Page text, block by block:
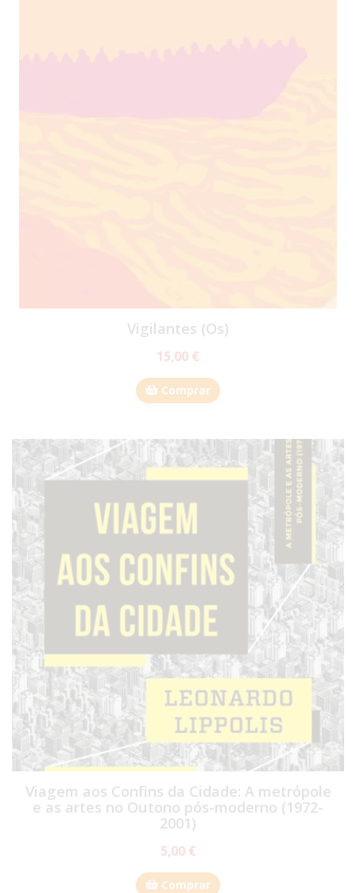
Vigilantes (Os)
15,00 €
Comprar
Viagem aos Confins da Cidade: A metrópole
e as artes no Outono pós-moderno (1972-
2001)
5,00 €
Comprar